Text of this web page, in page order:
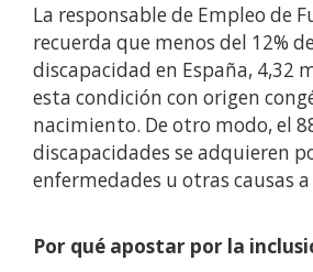
La responsable de Empleo de
recuerda que menos del 12%
discapacidad en España, 4,32
esta condición con origen
nacimiento. De otro modo, el
discapacidades se adquieren
enfermedades u otras causas
Por qué apostar por la